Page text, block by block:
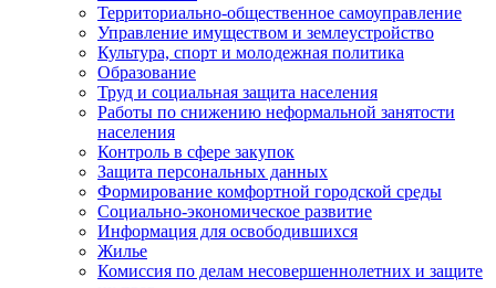
Территориально-общественное самоуправление
Управление имуществом и землеустройство
Культура, спорт и молодежная политика
Образование
Труд и социальная защита населения
Работы по снижению неформальной занятости
населения
Контроль в сфере закупок
Защита персональных данных
Формирование комфортной городской среды
Социально-экономическое развитие
Информация для освободившихся
Жилье
Комиссия по делам несовершеннолетних и защите